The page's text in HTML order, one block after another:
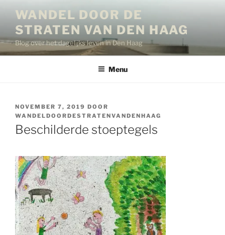
inhoud
WANDEL DOOR DE
STRATEN VAN DEN HAAG
Blog over het dagelijks leven in Den Haag
Menu
GEPLAATST
OP
NOVEMBER 7, 2019 DOOR
WANDELDOORDESTRATENVANDENHAAG
Beschilderde stoeptegels